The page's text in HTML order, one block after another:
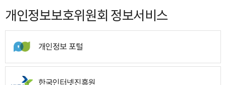
개인정보보호위원회 정보서비스
개인정보 포털
한국인터넷진흥원